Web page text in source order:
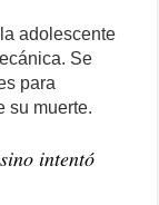
adolescente
Se
para
su muerte.
intentó